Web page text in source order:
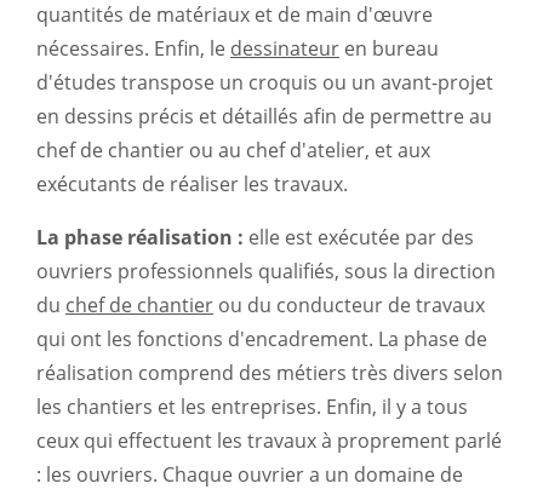
quantités de matériaux et de main d'œuvre
nécessaires. Enfin, le dessinateur en bureau
d'études transpose un croquis ou un avant-projet
en dessins précis et détaillés afin de permettre au
chef de chantier ou au chef d'atelier, et aux
exécutants de réaliser les travaux.
La phase réalisation : elle est exécutée par des
ouvriers professionnels qualifiés, sous la direction
du chef de chantier ou du conducteur de travaux
qui ont les fonctions d'encadrement. La phase de
réalisation comprend des métiers très divers selon
les chantiers et les entreprises. Enfin, il y a tous
ceux qui effectuent les travaux à proprement parlé
: les ouvriers. Chaque ouvrier a un domaine de